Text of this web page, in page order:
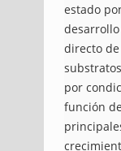
estado
directo
por
función